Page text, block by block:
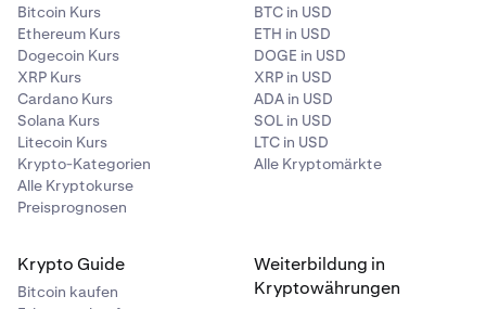
Bitcoin Kurs
Ethereum Kurs
Dogecoin Kurs
XRP Kurs
Cardano Kurs
Solana Kurs
Litecoin Kurs
Krypto-Kategorien
Alle Kryptokurse
Preisprognosen
BTC in USD
ETH in USD
DOGE in USD
XRP in USD
ADA in USD
SOL in USD
LTC in USD
Alle Kryptomärkte
Krypto Guide
Bitcoin kaufen
Weiterbildung in
Kryptowährungen